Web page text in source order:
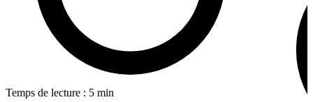
Temps de lecture : 5 min